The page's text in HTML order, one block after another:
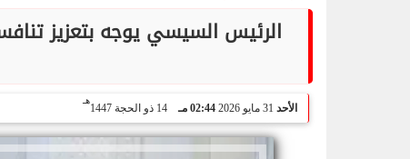
الرئيس السيسي يوجه بتعزيز
الأحد 02:44 مـ 14 ذو الحجة 1447
هـ